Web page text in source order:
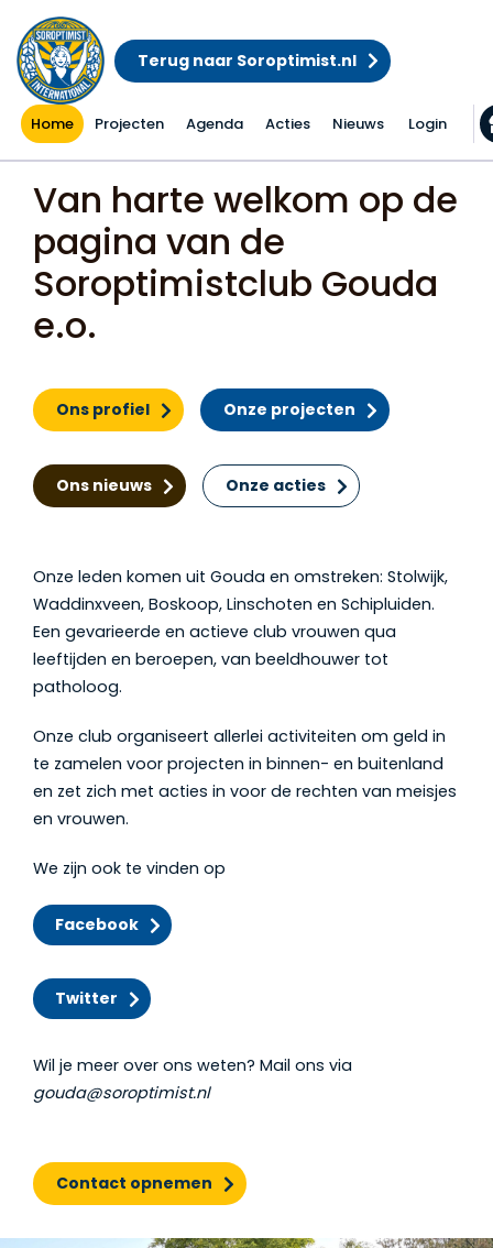
Terug naar Soroptimist.nl
Home Projecten Agenda Acties Nieuws Login
Home
Van harte welkom op de
pagina van de
Soroptimistclub Gouda
e.o.
Ons profiel Onze projecten
Ons nieuws Onze acties
Onze leden komen uit Gouda en omstreken: Stolwijk,
Waddinxveen, Boskoop, Linschoten en Schipluiden.
Een gevarieerde en actieve club vrouwen qua
leeftijden en beroepen, van beeldhouwer tot
patholoog.
Onze club organiseert allerlei activiteiten om geld in
te zamelen voor projecten in binnen- en buitenland
en zet zich met acties in voor de rechten van meisjes
en vrouwen.
We zijn ook te vinden op
Facebook
Twitter
Wil je meer over ons weten? Mail ons via
gouda@soroptimist.nl
Contact opnemen